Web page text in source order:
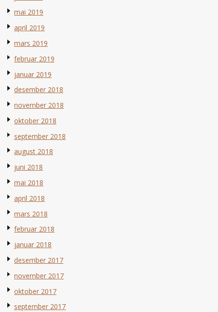
mai 2019
april 2019
mars 2019
februar 2019
januar 2019
desember 2018
november 2018
oktober 2018
september 2018
august 2018
juni 2018
mai 2018
april 2018
mars 2018
februar 2018
januar 2018
desember 2017
november 2017
oktober 2017
september 2017